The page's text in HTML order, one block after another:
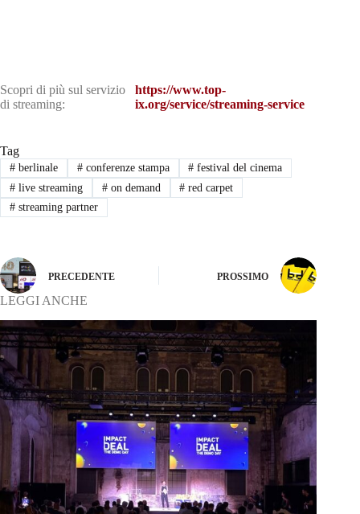
Scopri di più sul servizio
di streaming:
https://www.top-
ix.org/service/streaming-service
Tag
#berlinale #conferenze stampa # festival del cinema
#live streaming #on demand # red carpet
#streaming partner
PRECEDENTE PROSSIMO
LEGGI ANCHE